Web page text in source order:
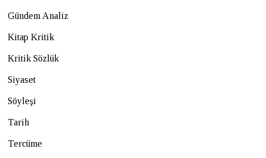
Gündem Analiz
Kitap Kritik
Kritik Sözlük
Siyaset
Söyleşi
Tarih
Tercüme